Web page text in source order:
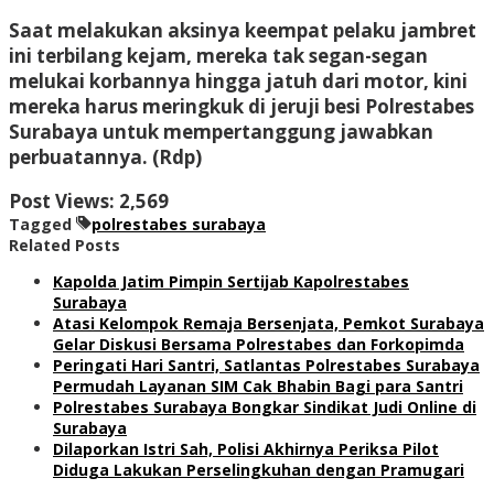
Saat melakukan aksinya keempat pelaku jambret
ini terbilang kejam, mereka tak segan-segan
melukai korbannya hingga jatuh dari motor, kini
mereka harus meringkuk di jeruji besi Polrestabes
Surabaya untuk mempertanggung jawabkan
perbuatannya. (Rdp)
Post Views: 2,569
Tagged
polrestabes surabaya
Related Posts
Kapolda Jatim Pimpin Sertijab Kapolrestabes
Surabaya
Atasi Kelompok Remaja Bersenjata, Pemkot Surabaya
Gelar Diskusi Bersama Polrestabes dan Forkopimda
Peringati Hari Santri, Satlantas Polrestabes Surabaya
Permudah Layanan SIM Cak Bhabin Bagi para Santri
Polrestabes Surabaya Bongkar Sindikat Judi Online di
Surabaya
Dilaporkan Istri Sah, Polisi Akhirnya Periksa Pilot
Diduga Lakukan Perselingkuhan dengan Pramugari